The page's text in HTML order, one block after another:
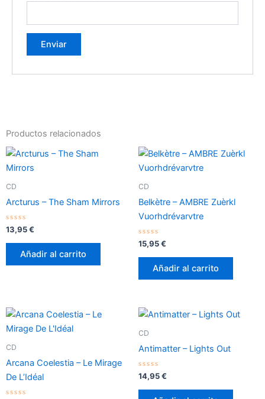
Productos relacionados
CD
Arcturus – The Sham Mirrors
Valorado
con
0
13,95€
Añadir al carrito
CD
Belkètre – AMBRE Zuèrkl
Vuorhdrévarvtre
Valorado
con
0
15,95€
Añadir al carrito
CD
Arcana Coelestia – Le Mirage
De L’Idéal
CD
Antimatter – Lights Out
Valorado
con
0
14,95€